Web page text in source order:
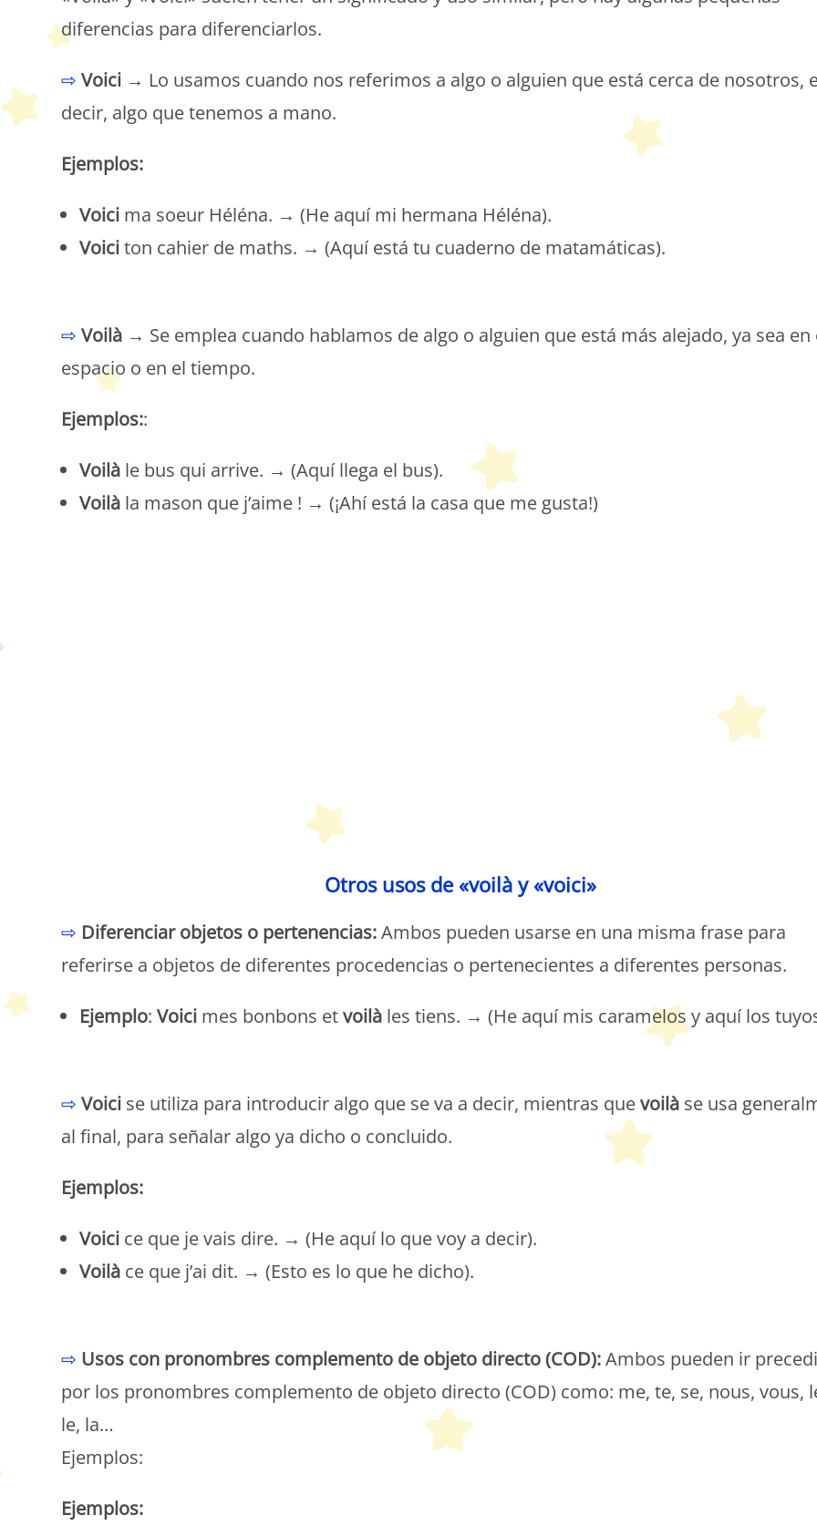
diferencias para diferenciarlos.
⇨ Voici → Lo usamos cuando nos referimos a algo o alguien que está cerca de nosotros,
decir, algo que tenemos a mano.
Ejemplos:
Voici ma soeur Héléna. → (He aquí mi hermana Héléna).
Voiciton cahier de maths. → (Aquí está tu cuaderno de matamáticas).
⇨ Voilà → Se emplea cuando hablamos de algo o alguien que está más alejado, ya sea en
espacio o en el tiempo.
Ejemplos::
Voilà le bus qui arrive. → (Aquí llega el bus).
Voilà la mason que j’aime ! → (¡Ahí está la casa que me gusta!)
Otros usos de «voilà y «voici»
⇨ Diferenciar objetos o pertenencias:Ambos pueden usarse en una misma frase para
referirse a objetos de diferentes procedencias o pertenecientes a diferentes personas.
Ejemplo:Voici mes bonbons etvoilà les tiens. → (He aquí mis caramelos y aquí los
⇨ Voici se utiliza para introducir algo que se va a decir, mientras quevoilà se usa
al final, para señalar algo ya dicho o concluido.
Ejemplos:
Voici ce que je vais dire. → (He aquí lo que voy a decir).
Voilà ce que j’ai dit. → (Esto es lo que he dicho).
⇨ Usos con pronombres complemento de objeto directo (COD):Ambos pueden ir
por los pronombres complemento de objeto directo (COD) como: me, te, se, nous, vous,
le, la…
Ejemplos:
Ejemplos: